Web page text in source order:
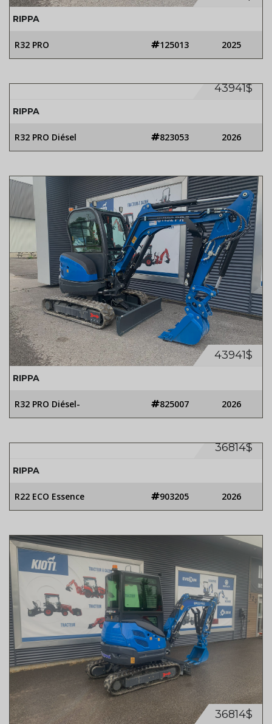
RIPPA
R32 PRO 125013 2025
43941$
RIPPA
R32 PRO Diésel 823053 2026
43941$
RIPPA
R32 PRO Diésel- 825007 2026
36814$
RIPPA
R22 ECO Essence 903205 2026
36814$